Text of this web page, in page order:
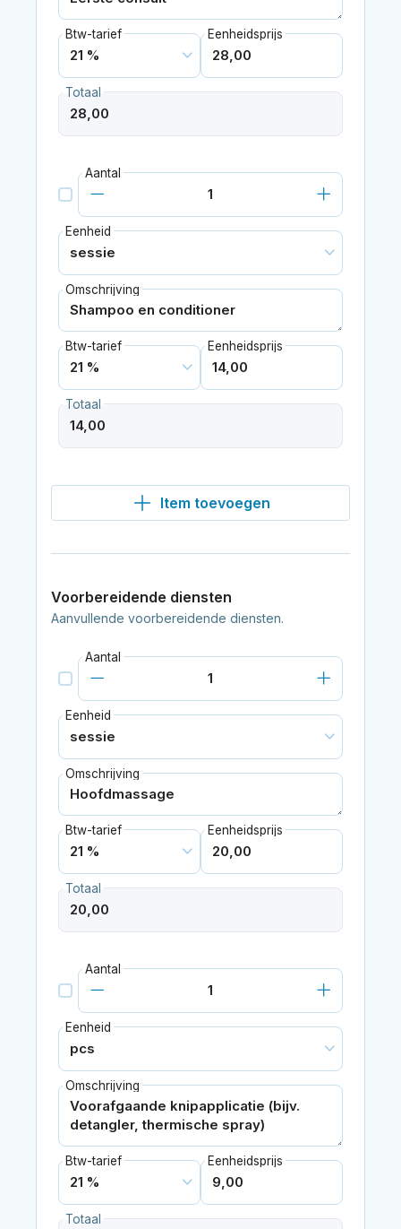
Btw-tarief Eenheidsprijs
Totaal
Aantal
Eenheid
Omschrijving
Btw-tarief Eenheidsprijs
Totaal
Item toevoegen
Voorbereidende diensten
Aanvullende voorbereidende diensten.
Aantal
Eenheid
Omschrijving
Btw-tarief Eenheidsprijs
Totaal
Aantal
Eenheid
Omschrijving
Btw-tarief Eenheidsprijs
Totaal